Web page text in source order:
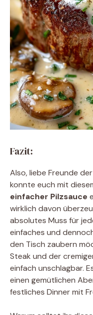
Fazit:
Also, liebe Freunde
konnte euch mit
einfacher Pilzsauce
wirklich davon
absolutes Muss für
einfaches und
den Tisch zaubern
Steak und der
einfach unschlagbar.
einen gemütlichen
festliches Dinner mit